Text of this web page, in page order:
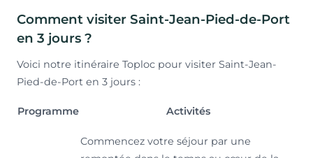
Comment visiter Saint-Jean-Pied-de-Port
en 3 jours ?
Voici notre itinéraire Toploc pour visiter Saint-Jean-
Pied-de-Port en 3 jours :
Programme Activités
Commencez votre séjour par une